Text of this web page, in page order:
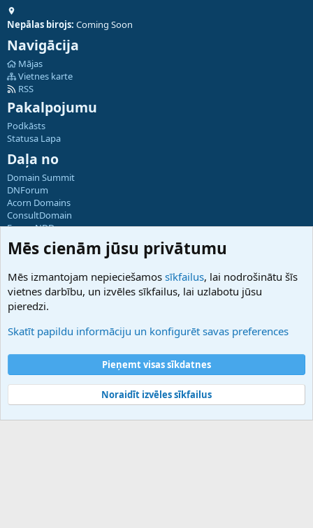
Nepālas birojs: Coming Soon
Navigācija
Mājas
Vietnes karte
RSS
Pakalpojumu
Podkāsts
Statusa Lapa
Daļa no
Domain Summit
DNForum
Acorn Domains
ConsultDomain
ForumNDD
Domainforum.ro
27.be
Hostmaria
Atbalsts
Palīdzība
Noteikumi un nosacījumi
Privātuma politika
Community platform by XenForo® © 2010-2025 XenForo Ltd.
Mēs cienām jūsu privātumu
Mēs izmantojam nepieciešamos sīkfailus, lai nodrošinātu šīs
vietnes darbību, un izvēles sīkfailus, lai uzlabotu jūsu
pieredzi.
Skatīt papildu informāciju un konfigurēt savas preferences
Pieņemt visas sīkdatnes
Noraidīt izvēles sīkfailus